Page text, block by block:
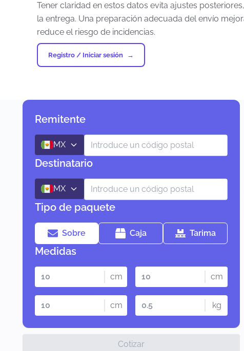
Tener claridad en estos datos evita ajustes
la entrega. Una preparación adecuada del envío
reduce el riesgo de incidencias.
Registro / Iniciar sesión
Remitente
MX
Destinatario
MX
Tipo de paquete
Sobre Caja Tarima
Medidas
cm cm
cm kg
Cotizar